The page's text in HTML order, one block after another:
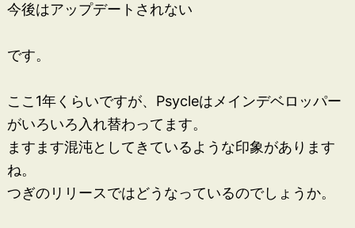
今後はアップデートされない
です。
ここ1年くらいですが、Psycleはメインデベロッパー
がいろいろ入れ替わってます。
ますます混沌としてきているような印象があります
ね。
つぎのリリースではどうなっているのでしょうか。